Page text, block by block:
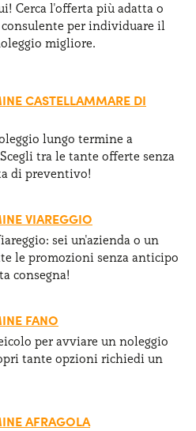
Cerca l'offerta più adatta o
per individuare il
migliore.
CASTELLAMMARE DI
lungo termine a
tra le tante offerte senza
di preventivo!
VIAREGGIO
sei un'azienda o un
le promozioni senza anticipo
consegna!
FANO
per avviare un noleggio
tante opzioni richiedi un
AFRAGOLA